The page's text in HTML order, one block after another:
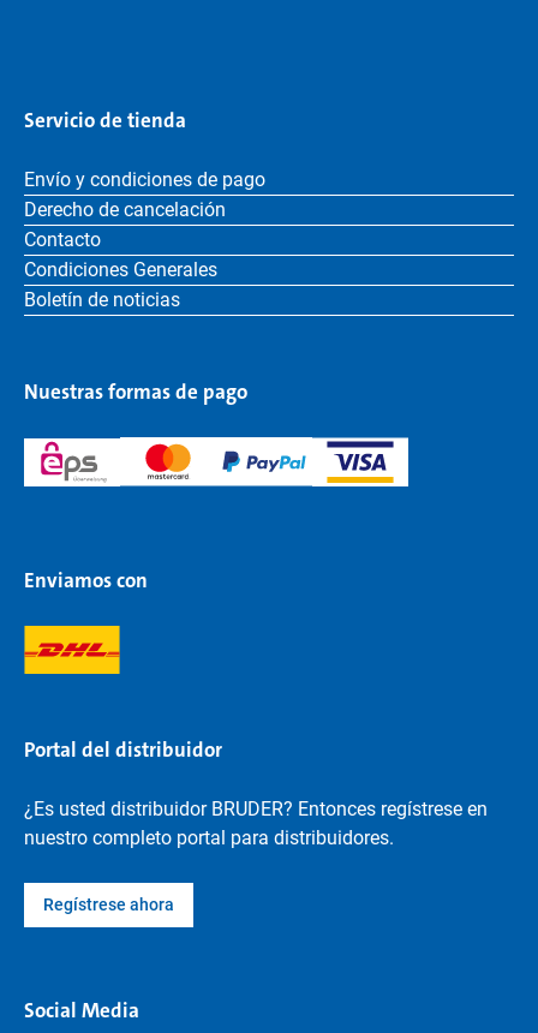
Servicio de tienda
Envío y condiciones de pago
Derecho de cancelación
Contacto
Condiciones Generales
Boletín de noticias
Nuestras formas de pago
Enviamos con
Portal del distribuidor
¿Es usted distribuidor BRUDER? Entonces regístrese en
nuestro completo portal para distribuidores.
Regístrese ahora
Social Media